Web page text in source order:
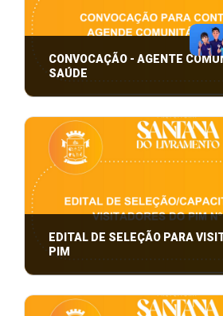
CONVOCAÇÃO - AGENTE
SAÚDE
CONVOCAÇÃO PARA
EDITAL DE SELEÇÃO PARA
PIM
EDITAL DE SELEÇÃO/
VISITADORES DO PIM N° 02/2026